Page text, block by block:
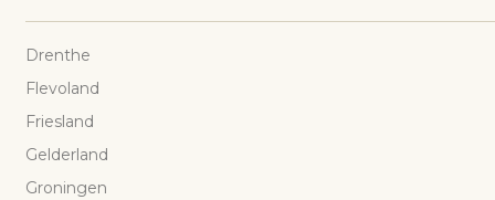
Drenthe
Flevoland
Friesland
Gelderland
Groningen